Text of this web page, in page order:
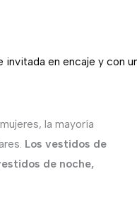
la mayoría
Los vestidos de
de noche,